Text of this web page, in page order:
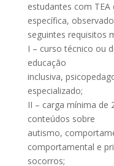
estudantes com
específica,
seguintes requisitos
I – curso técnico ou
educação
inclusiva,
especializado;
II – carga mínima de
conteúdos sobre
autismo,
comportamental e
socorros;